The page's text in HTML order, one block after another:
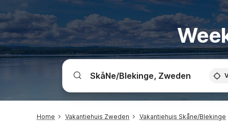
Home Vakantiehuis Zweden Vakantiehuis Skåne/Blekinge